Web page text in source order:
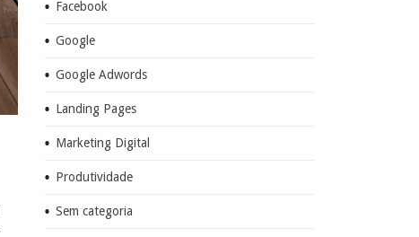
Facebook
Google
Google Adwords
Landing Pages
Marketing Digital
Produtividade
Sem categoria